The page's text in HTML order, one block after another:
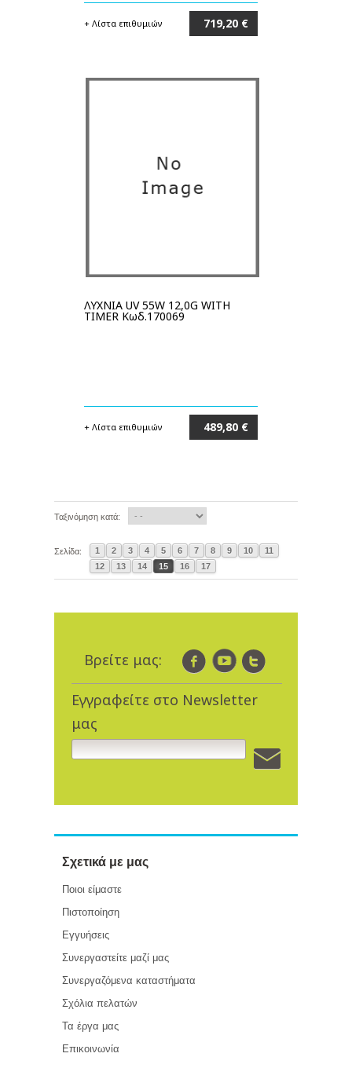
+ Λίστα επιθυμιών 719,20 €
ΛΥΧΝΙΑ UV 55W 12,0G WITH
TIMER Κωδ.170069
+ Λίστα επιθυμιών 489,80 €
Ταξινόμηση κατά:
Σελίδα: 1 2 3 4 5 6 7 8 9 10
11
12
13 14 15 16 17
Βρείτε μας:
Εγγραφείτε στο Newsletter
μας
Σχετικά με μας
Ποιοι είμαστε
Πιστοποίηση
Εγγυήσεις
Συνεργαστείτε μαζί μας
Συνεργαζόμενα καταστήματα
Σχόλια πελατών
Τα έργα μας
Επικοινωνία